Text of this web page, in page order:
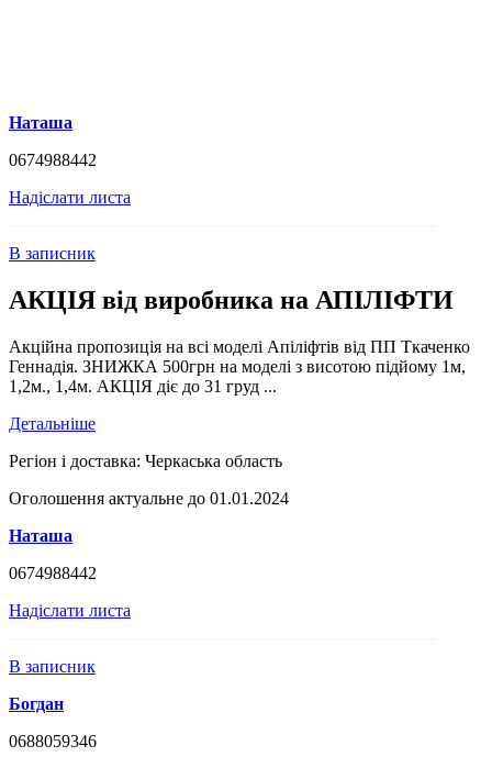
Наташа
0674988442
Надіслати листа
В записник
АКЦІЯ від виробника на АПІЛІФТИ
Акційна пропозиція на всі моделі Апіліфтів від ПП Ткаченко
Геннадія. ЗНИЖКА 500грн на моделі з висотою підйому 1м,
1,2м., 1,4м. АКЦІЯ діє до 31 груд ...
Детальніше
Регіон і доставка: Черкаська область
Оголошення актуальне до 01.01.2024
Наташа
0674988442
Надіслати листа
В записник
Богдан
0688059346